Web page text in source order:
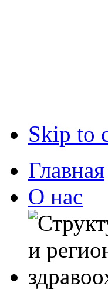
Skip to
Главная
О нас